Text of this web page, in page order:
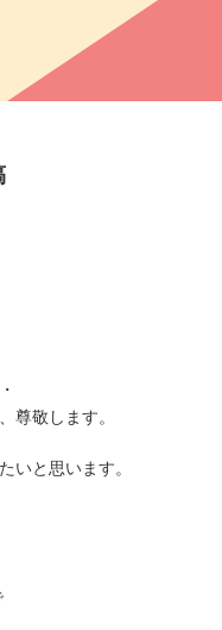
尊敬します。
いと思います。